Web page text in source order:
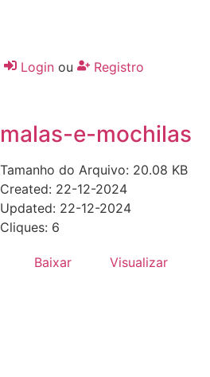
Login ou Registro
malas-e-mochilas
Tamanho do Arquivo: 20.08 KB
Created: 22-12-2024
Updated: 22-12-2024
Cliques: 6
Baixar Visualizar